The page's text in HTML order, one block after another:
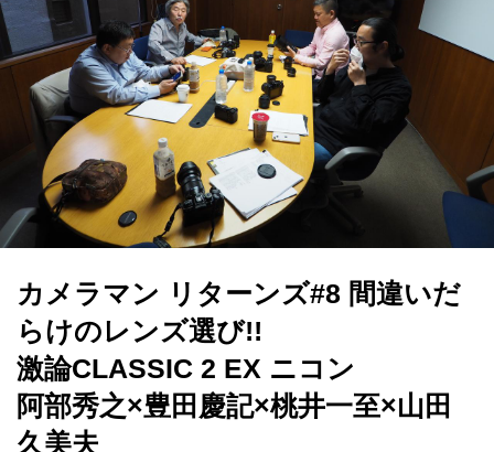
カメラマン リターンズ#8 間違いだ
らけのレンズ選び!!
激論CLASSIC 2 EX ニコン
阿部秀之×豊田慶記×桃井一至×山田
久美夫